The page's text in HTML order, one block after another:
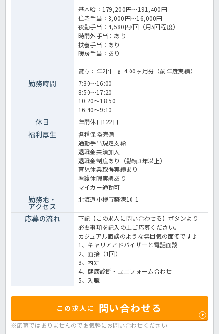
基本給：179,200円～191,400円
住宅手当：3,000円～16,000円
夜勤手当：4,580円/回（月5回程度）
時間外手当：あり
扶養手当：あり
暖房手当：あり
賞与：年2回 計4.00ヶ月分（前年度実績）
勤務時間
7:30～16:00
8:50～17:20
10:20～18:50
16:40～9:10
休日 年間休日122日
福利厚生
各種保険完備
通勤手当規定支給
退職金共済加入
退職金制度あり（勤続3年以上）
育児休業取得実績あり
看護休暇実績あり
マイカー通勤可
勤務地・
アクセス
北海道小樽市築港10-1
応募の流れ
下記【この求人に問い合わせる】ボタンより
必要事項を記入の上ご応募ください。
カジュアル面談のような雰囲気の面接です♪
1、キャリアアドバイザーと電話面談
2、面接（1回）
3、内定
4、健康診断・ユニフォーム合わせ
5、入職
この求人に 問い合わせる
※応募ではありませんのでお気軽にお問い合わせください